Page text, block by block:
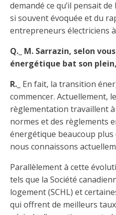
demandé ce qu’il pensait
si souvent évoquée et du
entrepreneurs électriciens
Q._ M. Sarrazin, selon
énergétique bat son
R._ En fait, la transition
commencer. Actuellement,
règlementation travaillent
normes et des règlements
énergétique beaucoup plus
nous connaissons
Parallèlement à cette
tels que la Société
logement (SCHL) et
qui offrent de meilleurs taux